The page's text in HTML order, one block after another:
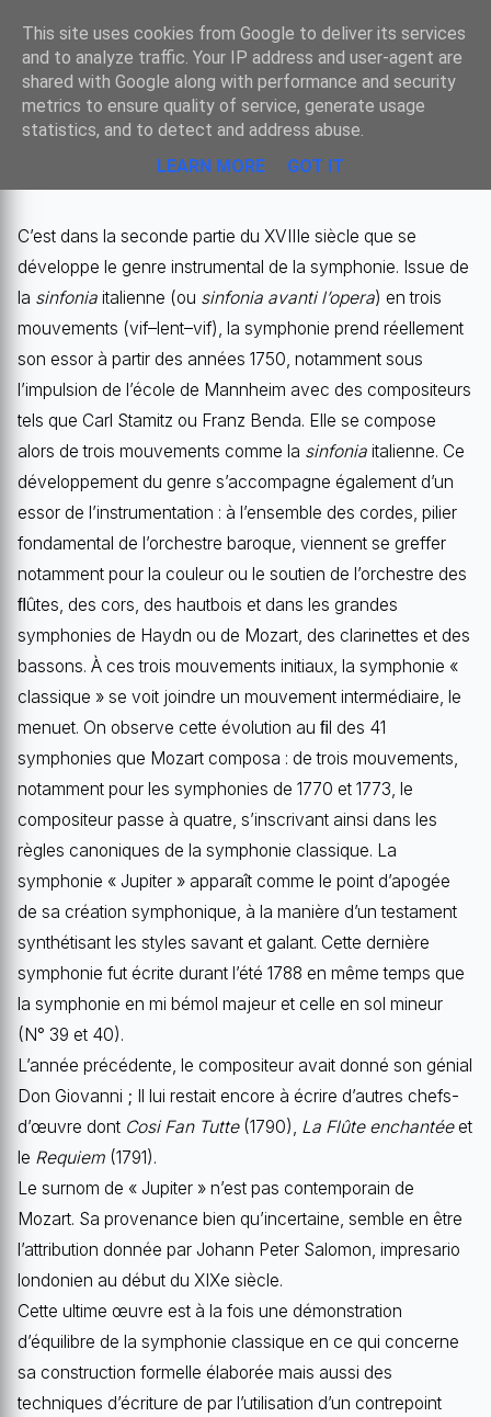
Sombre
LE TESTAMENT SYMPHONIQUE DE
MOZART : LA « JUPITER »
C’est dans la seconde partie du XVIIIe siècle que se
développe le genre instrumental de la symphonie. Issue de
la sinfonia italienne (ou sinfonia avanti l’opera) en trois
mouvements (vif–lent–vif), la symphonie prend réellement
son essor à partir des années 1750, notamment sous
l’impulsion de l’école de Mannheim avec des compositeurs
tels que Carl Stamitz ou Franz Benda. Elle se compose
alors de trois mouvements comme la sinfonia italienne. Ce
développement du genre s’accompagne également d’un
essor de l’instrumentation : à l’ensemble des cordes, pilier
fondamental de l’orchestre baroque, viennent se greffer
notamment pour la couleur ou le soutien de l’orchestre des
ﬂûtes, des cors, des hautbois et dans les grandes
symphonies de Haydn ou de Mozart, des clarinettes et des
bassons. À ces trois mouvements initiaux, la symphonie «
classique » se voit joindre un mouvement intermédiaire, le
menuet. On observe cette évolution au ﬁl des 41
symphonies que Mozart composa : de trois mouvements,
notamment pour les symphonies de 1770 et 1773, le
compositeur passe à quatre, s’inscrivant ainsi dans les
règles canoniques de la symphonie classique. La
symphonie « Jupiter » apparaît comme le point d’apogée
de sa création symphonique, à la manière d’un testament
synthétisant les styles savant et galant. Cette dernière
symphonie fut écrite durant l’été 1788 en même temps que
la symphonie en mi bémol majeur et celle en sol mineur
(N° 39 et 40).
L’année précédente, le compositeur avait donné son génial
Don Giovanni ; Il lui restait encore à écrire d’autres chefs-
d’œuvre dont Cosi Fan Tutte(1790), La Flûte enchantéeet
le Requiem (1791).
Le surnom de « Jupiter » n’est pas contemporain de
Mozart. Sa provenance bien qu’incertaine, semble en être
l’attribution donnée par Johann Peter Salomon, impresario
londonien au début du XIXe siècle.
Cette ultime œuvre est à la fois une démonstration
d’équilibre de la symphonie classique en ce qui concerne
sa construction formelle élaborée mais aussi des
techniques d’écriture de par l’utilisation d’un contrepoint
This site uses cookies from Google to deliver its services
and to analyze traffic. Your IP address and user-agent are
shared with Google along with performance and security
metrics to ensure quality of service, generate usage
statistics, and to detect and address abuse.
LEARN MORE
GOT IT